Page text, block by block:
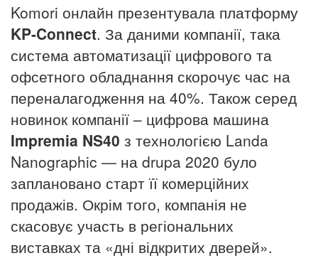
Komori онлайн презентувала платформу
KP-Connect. За даними компанії, така
система автоматизації цифрового та
офсетного обладнання скорочує час на
переналагодження на 40%. Також серед
новинок компанії – цифрова машина
Impremia NS40 з технологією Landa
Nanographic — на drupa 2020 було
заплановано старт її комерційних
продажів. Окрім того, компанія не
скасовує участь в регіональних
виставках та «дні відкритих дверей».